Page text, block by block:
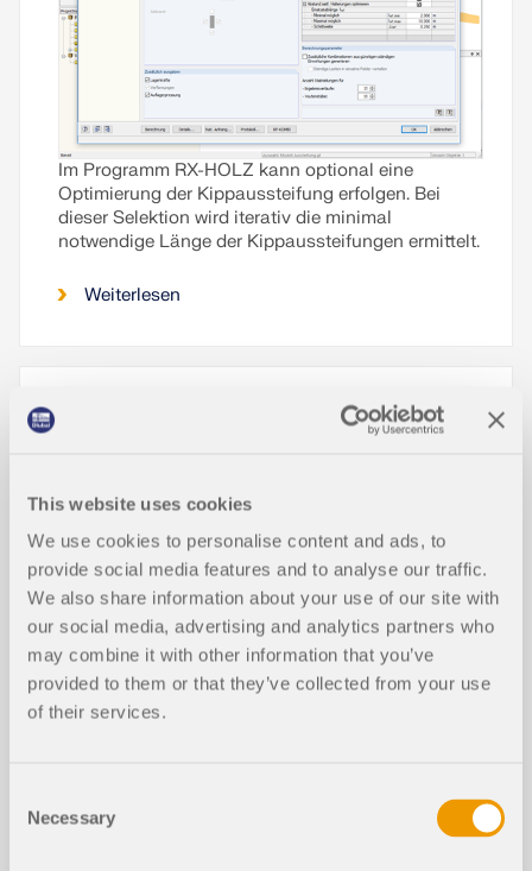
This website uses cookies
We use cookies to personalise content and ads, to
provide social media features and to analyse our traffic.
We also share information about your use of our site with
our social media, advertising and analytics partners who
may combine it with other information that you’ve
provided to them or that they’ve collected from your use
of their services.
Selection
Necessary
Im Programm RX-HOLZ kann optional eine
Optimierung der Kippaussteifung erfolgen. Bei
dieser Selektion wird iterativ die minimal
notwendige Länge der Kippaussteifungen ermittelt.
Weiterlesen
Schubverformungen von Stabtragwe
In der gängigen Literatur werden die Formeln zur
Verformungen resultierend aus der Querkraft
Querschnittsoptimierung im Grenzzu
stand der Gebrauchstauglichkeit
NEU
Screenshots